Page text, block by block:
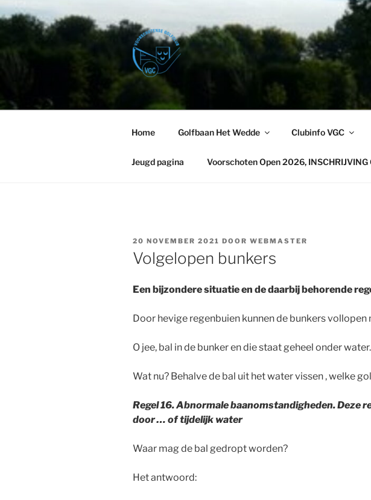
Ga
naar
inhoud
VOORSCHOTENSE
Golfbaan Het Wedde – Voorschoten
Home Golfbaan Het Wedde Clubinfo VGC
Jeugd pagina Voorschoten Open 2026, INSCHRIJVING
GEPLAATST
OP
20 NOVEMBER 2021 DOOR WEBMASTER
Volgelopen bunkers
Een bijzondere situatie en de daarbij behorende
Door hevige regenbuien kunnen de bunkers vollopen
O jee, bal in de bunker en die staat geheel onder water.
Wat nu? Behalve de bal uit het water vissen , welke
Regel 16. Abnormale baanomstandigheden. Deze
door … oftijdelijk water
Waar mag de bal gedropt worden?
Het antwoord: